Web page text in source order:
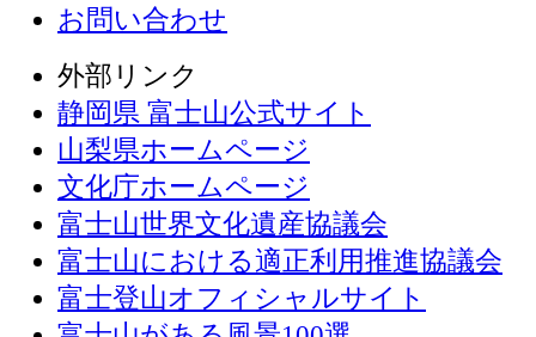
お問い合わせ
外部リンク
静岡県 富士山公式サイト
山梨県ホームページ
文化庁ホームページ
富士山世界文化遺産協議会
富士山における適正利用推進協議会
富士登山オフィシャルサイト